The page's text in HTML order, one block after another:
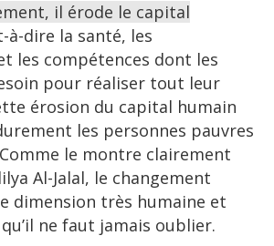
il érode le capital
à-dire la santé, les
les compétences dont les
pour réaliser tout leur
érosion du capital humain
les personnes pauvres
le montre clairement
Al-Jalal, le changement
dimension très humaine et
ne faut jamais oublier.